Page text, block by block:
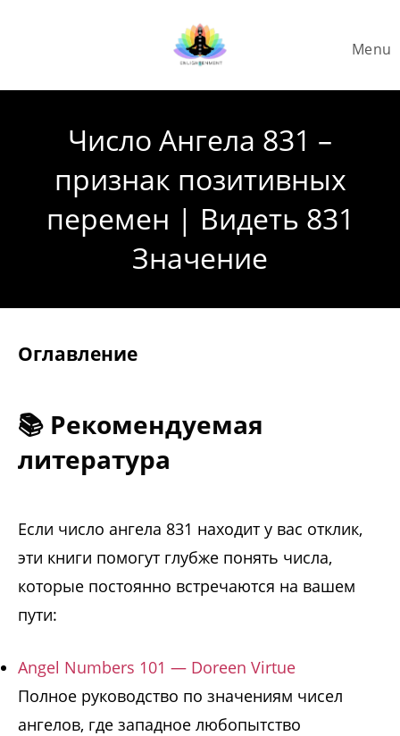
Menu
Число Ангела 831 –
признак позитивных
перемен | Видеть 831
Значение
Оглавление
📚 Рекомендуемая
литература
Если число ангела 831 находит у вас отклик,
эти книги помогут глубже понять числа,
которые постоянно встречаются на вашем
пути:
Angel Numbers 101 — Doreen Virtue
Полное руководство по значениям чисел
ангелов, где западное любопытство